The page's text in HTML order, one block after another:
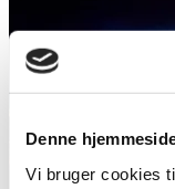
Denne
Vi bruger cookies